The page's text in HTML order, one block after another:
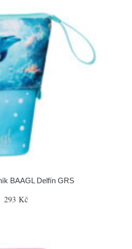
BAAGL Delfín GRS
293 Kč